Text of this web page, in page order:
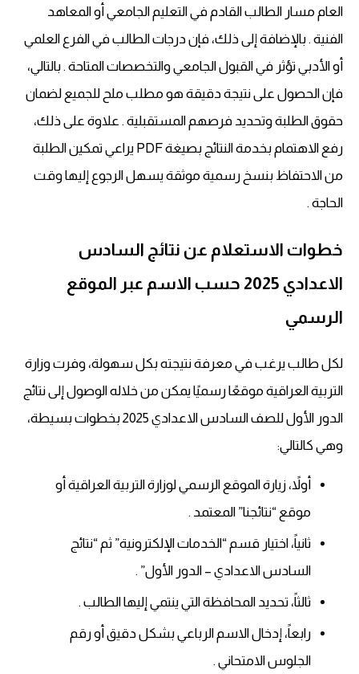
العام مسار الطالب القادم في التعليم الجامعي أو المعاهد
الفنية . بالإضافة إلى ذلك، فإن درجات الطالب في الفرع العلمي
أو الأدبي تؤثر في القبول الجامعي والتخصصات المتاحة . بالتالي،
فإن الحصول على نتيجة دقيقة هو مطلب ملح للجميع لضمان
حقوق الطلبة وتحديد فرصهم المستقبلية . علاوة على ذلك،
رفع الاهتمام بخدمة النتائج بصيغة PDF يراعي تمكين الطلبة
من الاحتفاظ بنسخ رسمية موثقة يسهل الرجوع إليها وقت
الحاجة .
خطوات الاستعلام عن نتائج السادس
الاعدادي 2025 حسب الاسم عبر الموقع
الرسمي
لكل طالب يرغب في معرفة نتيجته بكل سهولة، وفرت وزارة
التربية العراقية موقعًا رسميًا يمكن من خلاله الوصول إلى نتائج
الدور الأول للصف السادس الاعدادي 2025 بخطوات بسيطة،
وهي كالتالي:
أولاً، زيارة الموقع الرسمي لوزارة التربية العراقية أو
موقع “نتائجنا” المعتمد .
ثانياً، اختيار قسم “الخدمات الإلكترونية” ثم “نتائج
السادس الاعدادي – الدور الأول” .
ثالثاً، تحديد المحافظة التي ينتمي إليها الطالب .
رابعاً، إدخال الاسم الرباعي بشكل دقيق أو رقم
الجلوس الامتحاني .